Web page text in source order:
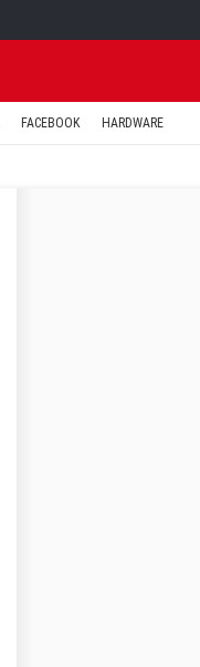
FACEBOOK HARDWARE